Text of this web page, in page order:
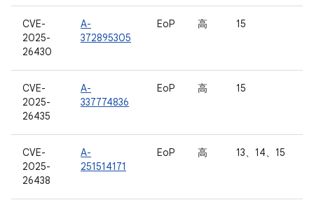
CVE-
2025-
26430
A-
372895305
EoP 高 15
CVE-
2025-
26435
A-
337774836
EoP 高 15
CVE-
2025-
26438
A-
251514171
EoP 高 13、14、15